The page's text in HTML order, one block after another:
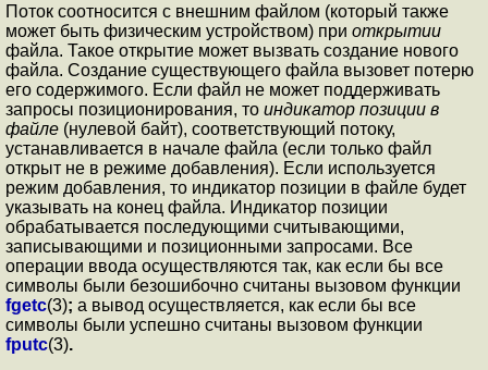
Поток соотносится с внешним файлом (который также
может быть физическим устройством) при открытии
файла. Такое открытие может вызвать создание нового
файла. Создание существующего файла вызовет потерю
его содержимого. Если файл не может поддерживать
запросы позиционирования, то индикатор позиции в
файле (нулевой байт), соответствующий потоку,
устанавливается в начале файла (если только файл
открыт не в режиме добавления). Если используется
режим добавления, то индикатор позиции в файле будет
указывать на конец файла. Индикатор позиции
обрабатывается последующими считывающими,
записывающими и позиционными запросами. Все
операции ввода осуществляются так, как если бы все
символы были безошибочно считаны вызовом функции
fgetc(3); а вывод осуществляется, как если бы все
символы были успешно считаны вызовом функции
fputc(3).